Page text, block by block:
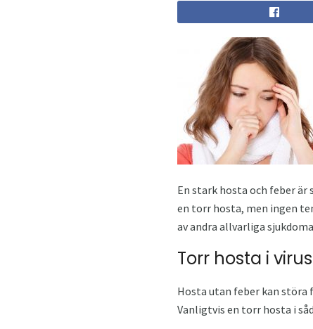
En stark hosta och feber
en torr hosta, men ingen
av andra allvarliga
Torr hosta i
Hosta utan feber kan störa
Vanligtvis en torr hosta i